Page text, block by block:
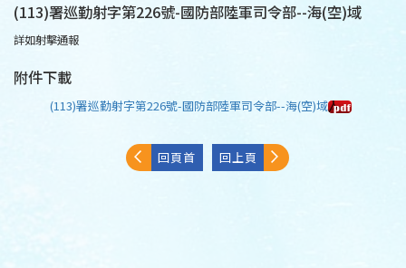
(113)署巡勤射字第226號-國防部陸軍司令部--海(空)域
詳如射擊通報
附件下載
(113)署巡勤射字第226號-國防部陸軍司令部--海(空)域
回頁首 回上頁